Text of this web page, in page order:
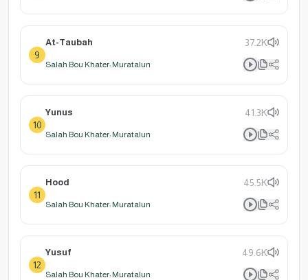
9
At-Taubah 37.2K
Salah Bou Khater: Muratalun
10
Yunus 41.3K
Salah Bou Khater: Muratalun
11
Hood 45.5K
Salah Bou Khater: Muratalun
12
Yusuf 49.6K
Salah Bou Khater: Muratalun